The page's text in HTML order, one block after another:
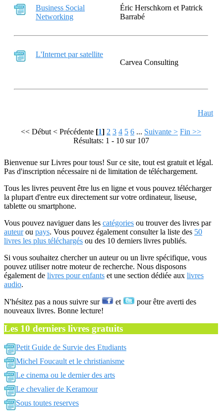
Business Social
Networking
Éric Herschkorn et Patrick
Barrabé
L'Internet par satellite
Carvea Consulting
Haut
<< Début < Précédente [1] 2 3 4 5 6 ... Suivante > Fin >>
Résultats: 1 - 10 sur 107
Bienvenue sur Livres pour tous! Sur ce site, tout est gratuit et légal.
Pas d'inscription nécessaire ni de limitation de téléchargement.
Tous les livres peuvent être lus en ligne et vous pouvez télécharger
la plupart d'entre eux directement sur votre ordinateur, liseuse,
tablette ou smartphone.
Vous pouvez naviguer dans les catégories ou trouver des livres par
auteurou pays. Vous pouvez également consulter la liste des 50
livres les plus téléchargés ou des 10 derniers livres publiés.
Si vous souhaitez chercher un auteur ou un livre spécifique, vous
pouvez utiliser notre moteur de recherche. Nous disposons
également de livres pour enfants et une section dédiée aux livres
audio.
N'hésitez pas a nous suivre sur et
pour être averti des
nouveaux livres. Bonne lecture!
Les 10 derniers livres gratuits
Petit Guide de Survie des Etudiants
Michel Foucault et le christianisme
Le cinema ou le dernier des arts
Le chevalier de Keramour
Sous toutes reserves